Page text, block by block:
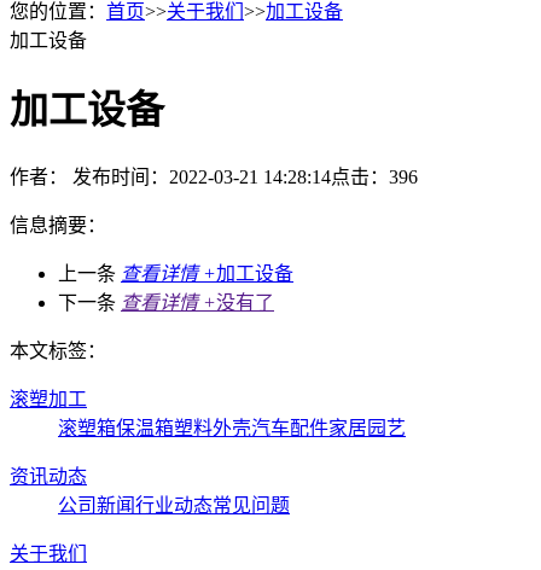
您的位置： 首页>>关于我们 >>加工设备
加工设备
加工设备
作者： 发布时间：2022-03-21 14:28:14点击：396
信息摘要：
上一条 查看详情 +加工设备
下一条 查看详情 +没有了
本文标签：
滚塑加工
滚塑箱保温箱塑料外壳汽车配件家居园艺
资讯动态
公司新闻行业动态常见问题
关于我们